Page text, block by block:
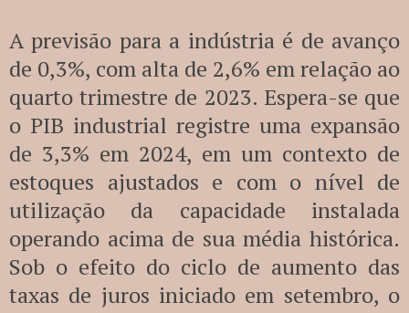
A previsão para a indústria é de avanço
de 0,3%, com alta de 2,6% em relação ao
quarto trimestre de 2023. Espera-se que
o PIB industrial registre uma expansão
de 3,3% em 2024, em um contexto de
estoques ajustados e com o nível de
utilização da capacidade instalada
operando acima de sua média histórica.
Sob o efeito do ciclo de aumento das
taxas de juros iniciado em setembro, o